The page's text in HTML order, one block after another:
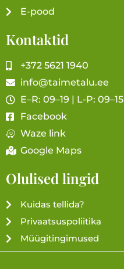
E-pood
Kontaktid
+372 5621 1940
info@taimetalu.ee
E–R: 09–19 | L-P: 09–15
Facebook
Waze link
Google Maps
Olulised lingid
Kuidas tellida?
Privaatsuspoliitika
Müügitingimused